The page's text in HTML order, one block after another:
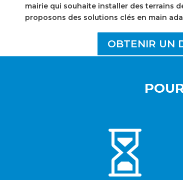
mairie qui souhaite installer des terrains
proposons des solutions clés en main
OBTENIR UN
